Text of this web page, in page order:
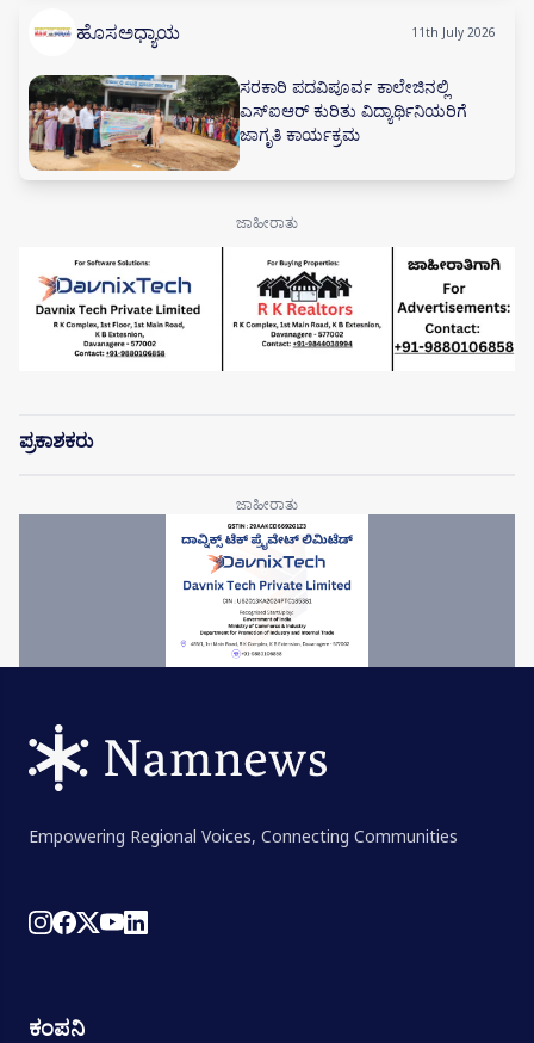
ಹೊಸಅಧ್ಯಾಯ 11th July 2026
ಸರಕಾರಿ ಪದವಿಪೂರ್ವ ಕಾಲೇಜಿನಲ್ಲಿ
ಎಸ್‌ಐಆರ್ ಕುರಿತು ವಿದ್ಯಾರ್ಥಿನಿಯರಿಗೆ
ಜಾಗೃತಿ ಕಾರ್ಯಕ್ರಮ
ಪ್ರಕಾಶಕರು
Empowering Regional Voices, Connecting Communities
ಕಂಪನಿ